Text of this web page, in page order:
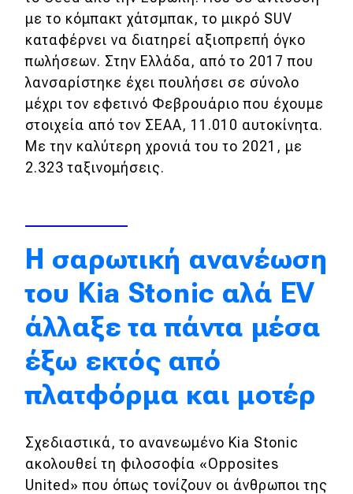
Δοκιμή
Αποστολή
Συγκρίνουμε
Αγώνες
Formula 1
Motorsport
Eco
Νέα
Τεχνολογία
Mobility
Σταθμοί φόρτισης
Classic
με το κόμπακτ χάτσμπακ, το μικρό SUV
καταφέρνει να διατηρεί αξιοπρεπή όγκο
πωλήσεων. Στην Ελλάδα, από το 2017 που
λανσαρίστηκε έχει πουλήσει σε σύνολο
μέχρι τον εφετινό Φεβρουάριο που έχουμε
στοιχεία από τον ΣΕΑΑ, 11.010 αυτοκίνητα.
Με την καλύτερη χρονιά του το 2021, με
2.323 ταξινομήσεις.
H σαρωτική ανανέωση
του Kia Stonic αλά EV
άλλαξε τα πάντα μέσα
έξω εκτός από
πλατφόρμα και μοτέρ
Σχεδιαστικά, το ανανεωμένο Kia Stonic
ακολουθεί τη φιλοσοφία «Opposites
United» που όπως τονίζουν οι άνθρωποι της